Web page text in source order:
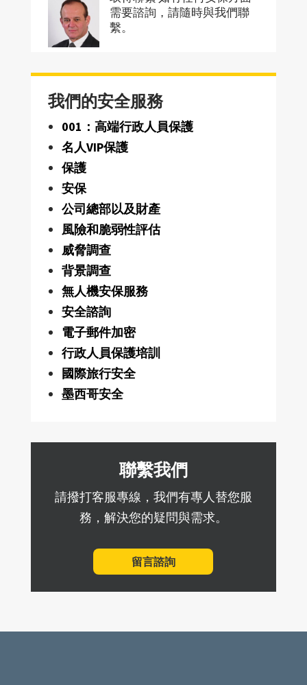
需要諮詢，請隨時與我們聯
繫。
我們的安全服務
001：高端行政人員保護
名人VIP保護
保護
安保
公司總部以及財產
風險和脆弱性評估
威脅調查
背景調查
無人機安保服務
安全諮詢
電子郵件加密
行政人員保護培訓
國際旅行安全
墨西哥安全
聯繫我們
請撥打客服專線，我們有專人替您服
務，解決您的疑問與需求。
留言諮詢